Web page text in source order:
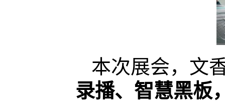
本次展会，文
录播、智慧黑板